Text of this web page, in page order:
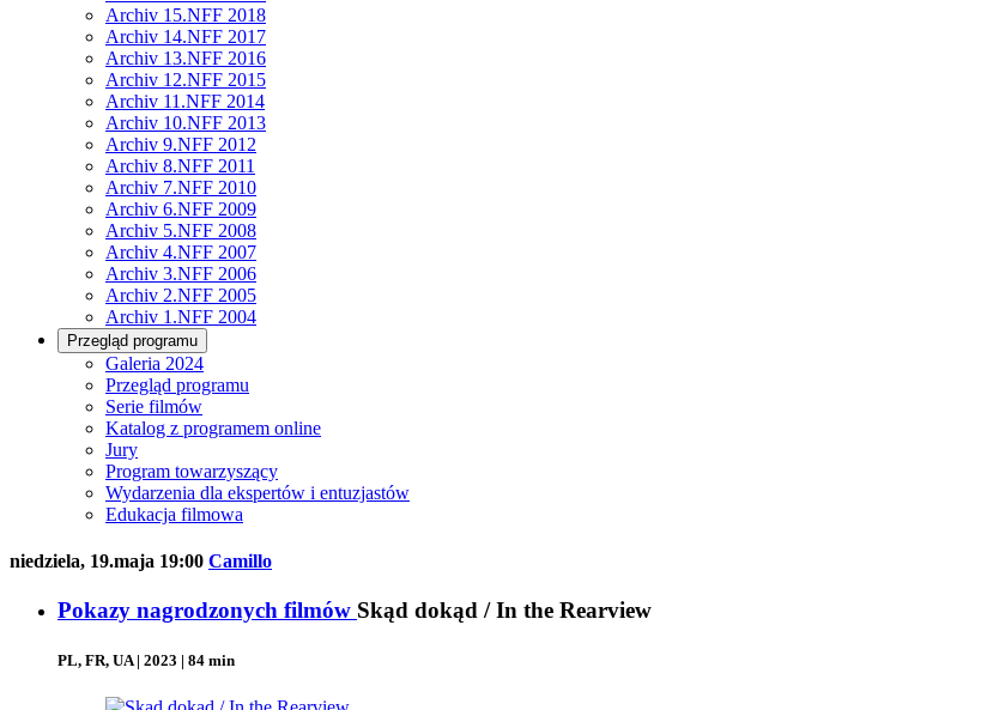
Archiv 15.NFF 2018
Archiv 14.NFF 2017
Archiv 13.NFF 2016
Archiv 12.NFF 2015
Archiv 11.NFF 2014
Archiv 10.NFF 2013
Archiv 9.NFF 2012
Archiv 8.NFF 2011
Archiv 7.NFF 2010
Archiv 6.NFF 2009
Archiv 5.NFF 2008
Archiv 4.NFF 2007
Archiv 3.NFF 2006
Archiv 2.NFF 2005
Archiv 1.NFF 2004
Przegląd programu
Galeria 2024
Przegląd programu
Serie filmów
Katalog z programem online
Jury
Program towarzyszący
Wydarzenia dla ekspertów i entuzjastów
Edukacja filmowa
niedziela, 19.maja 19:00 Camillo
Pokazy nagrodzonych filmów Skąd dokąd / In the Rearview
PL, FR, UA | 2023 | 84 min